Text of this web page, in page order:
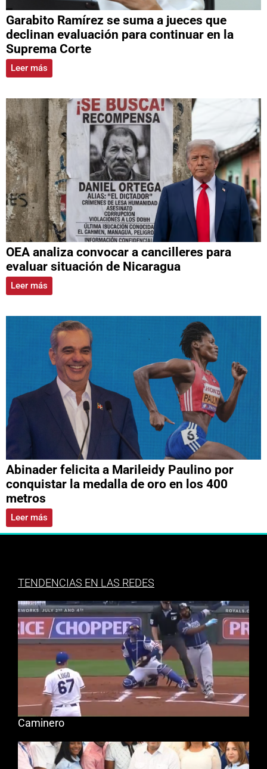
Garabito Ramírez se suma a jueces que
declinan evaluación para continuar en la
Suprema Corte
Leer más
OEA analiza convocar a cancilleres para
evaluar situación de Nicaragua
Leer más
Abinader felicita a Marileidy Paulino por
conquistar la medalla de oro en los 400
metros
Leer más
TENDENCIAS EN LAS REDES
Caminero